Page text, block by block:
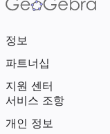
정보
파트너십
지원 센터
서비스 조항
개인 정보